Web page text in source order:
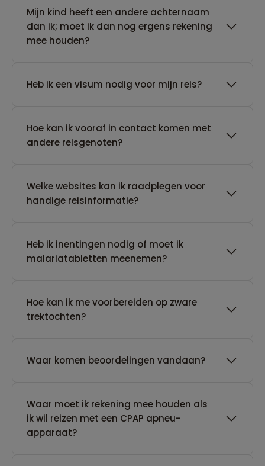
Mijn kind heeft een andere achternaam
dan ik; moet ik dan nog ergens rekening
mee houden?
Heb ik een visum nodig voor mijn reis?
Hoe kan ik vooraf in contact komen met
andere reisgenoten?
Welke websites kan ik raadplegen voor
handige reisinformatie?
Heb ik inentingen nodig of moet ik
malariatabletten meenemen?
Hoe kan ik me voorbereiden op zware
trektochten?
Waar komen beoordelingen vandaan?
Waar moet ik rekening mee houden als
ik wil reizen met een CPAP apneu-
apparaat?